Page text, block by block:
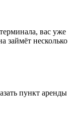
вас уже
займёт несколько
пункт аренды